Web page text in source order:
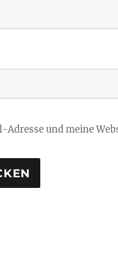
und meine